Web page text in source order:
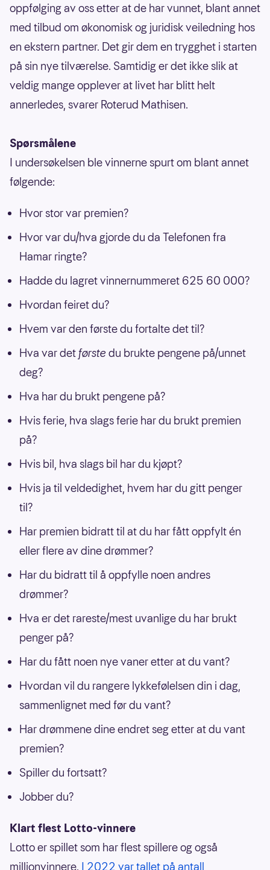
oppfølging av oss etter at de har vunnet, blant annet
med tilbud om økonomisk og juridisk veiledning hos
en ekstern partner. Det gir dem en trygghet i starten
på sin nye tilværelse. Samtidig er det ikke slik at
veldig mange opplever at livet har blitt helt
annerledes, svarer Roterud Mathisen.
Spørsmålene
I undersøkelsen ble vinnerne spurt om blant annet
følgende:
Hvor stor var premien?
Hvor var du/hva gjorde du da Telefonen fra
Hamar ringte?
Hadde du lagret vinnernummeret 625 60 000?
Hvordan feiret du?
Hvem var den første du fortalte det til?
Hva var detførste du brukte pengene på/unnet
deg?
Hva har du brukt pengene på?
Hvis ferie, hva slags ferie har du brukt premien
på?
Hvis bil, hva slags bil har du kjøpt?
Hvis ja til veldedighet, hvem har du gitt penger
til?
Har premien bidratt til at du har fått oppfylt én
eller flere av dine drømmer?
Har du bidratt til å oppfylle noen andres
drømmer?
Hva er det rareste/mest uvanlige du har brukt
penger på?
Har du fått noen nye vaner etter at du vant?
Hvordan vil du rangere lykkefølelsen din i dag,
sammenlignet med før du vant?
Har drømmene dine endret seg etter at du vant
premien?
Spiller du fortsatt?
Jobber du?
Klart flest Lotto-vinnere
Lotto er spillet som har flest spillere og også
millionvinnere. I 2022 var tallet på antall